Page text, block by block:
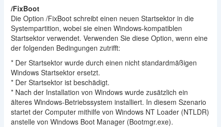
/FixBoot
Die Option /FixBoot schreibt einen neuen Startsektor in die
Systempartition, wobei sie einen Windows-kompatiblen
Startsektor verwendet. Verwenden Sie diese Option, wenn eine
der folgenden Bedingungen zutrifft:
* Der Startsektor wurde durch einen nicht standardmäßigen
Windows Startsektor ersetzt.
* Der Startsektor ist beschädigt.
* Nach der Installation von Windows wurde zusätzlich ein
älteres Windows-Betriebssystem installiert. In diesem Szenario
startet der Computer mithilfe von Windows NT Loader (NTLDR)
anstelle von Windows Boot Manager (Bootmgr.exe).